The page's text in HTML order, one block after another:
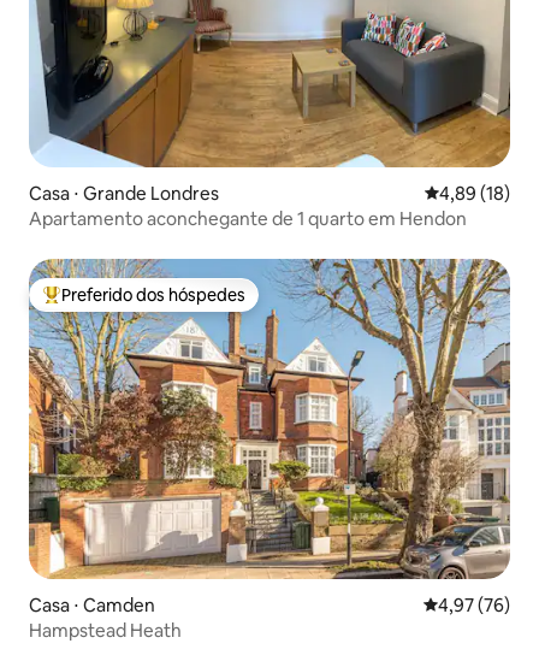
Casa ⋅ Grande Londres 4,89 de uma
4,89 (18)
Apartamento aconchegante de 1 quarto em Hendon
Entre os melhores preferidos dos hóspedes
Preferido dos hóspedes
Casa ⋅ Camden 4,97 de uma
4,97 (76)
Hampstead Heath